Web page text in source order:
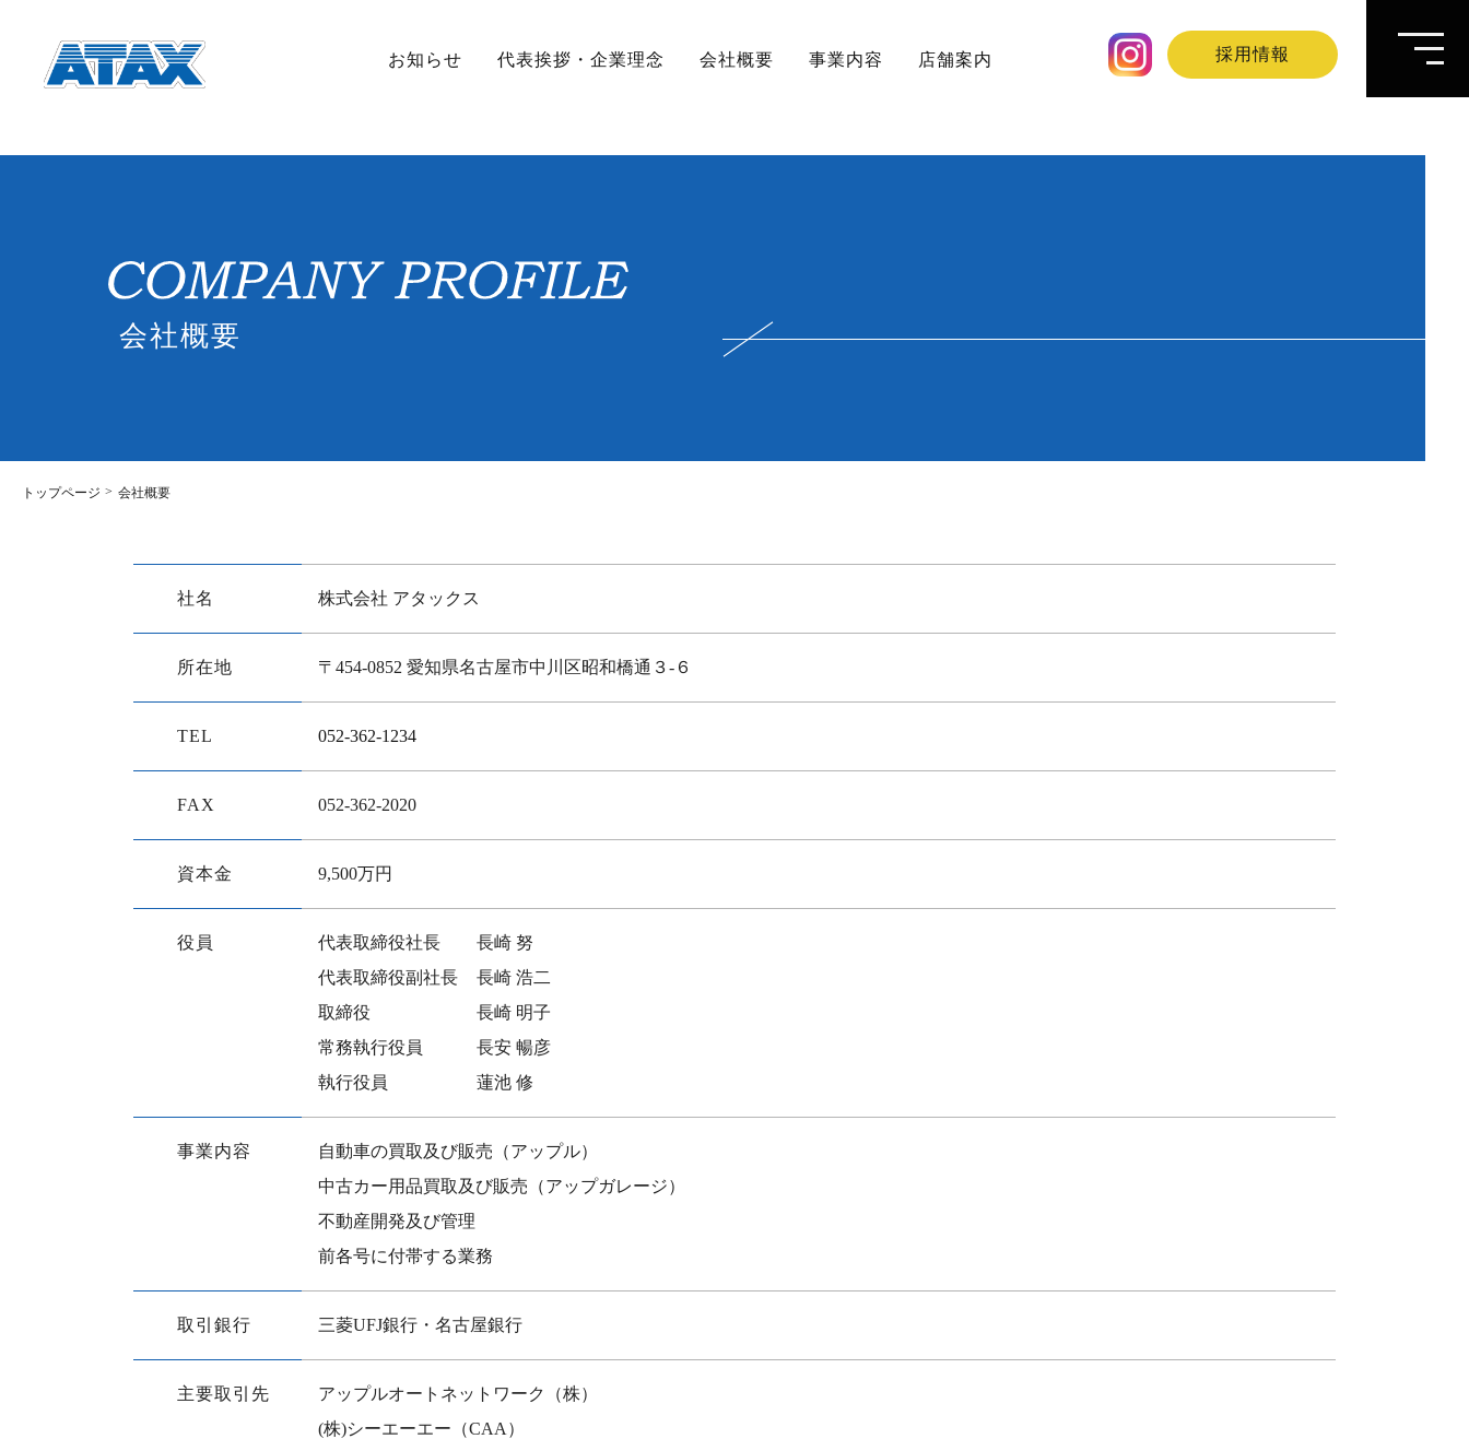
お知らせ 代表挨拶・企業理念 会社概要 事業内容 店舗案内 採用情報
会社概要
トップページ 会社概要
社名 株式会社 アタックス
所在地 〒454-0852 愛知県名古屋市中川区昭和橋通３-６
TEL 052-362-1234
FAX 052-362-2020
資本金 9,500万円
役員 代表取締役社長
長崎 努
代表取締役副社長
長崎 浩二
取締役
長崎 明子
常務執行役員
長安 暢彦
執行役員
蓮池 修
事業内容
自動車の買取及び販売（アップル）
中古カー用品買取及び販売（アップガレージ）
不動産開発及び管理
前各号に付帯する業務
取引銀行 三菱UFJ銀行・名古屋銀行
主要取引先
アップルオートネットワーク（株）
(株)シーエーエー（CAA）